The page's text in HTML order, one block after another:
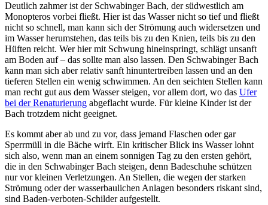
Deutlich zahmer ist der Schwabinger Bach, der südwestlich am
Monopteros vorbei fließt. Hier ist das Wasser nicht so tief und fließt
nicht so schnell, man kann sich der Strömung auch widersetzen und
im Wasser herumstehen, das teils bis zu den Knien, teils bis zu den
Hüften reicht. Wer hier mit Schwung hineinspringt, schlägt unsanft
am Boden auf – das sollte man also lassen. Den Schwabinger Bach
kann man sich aber relativ sanft hinuntertreiben lassen und an den
tieferen Stellen ein wenig schwimmen. An den seichten Stellen kann
man recht gut aus dem Wasser steigen, vor allem dort, wo das Ufer
bei der Renaturierung abgeflacht wurde. Für kleine Kinder ist der
Bach trotzdem nicht geeignet.
Es kommt aber ab und zu vor, dass jemand Flaschen oder gar
Sperrmüll in die Bäche wirft. Ein kritischer Blick ins Wasser lohnt
sich also, wenn man an einem sonnigen Tag zu den ersten gehört,
die in den Schwabinger Bach steigen, denn Badeschuhe schützen
nur vor kleinen Verletzungen. An Stellen, die wegen der starken
Strömung oder der wasserbaulichen Anlagen besonders riskant sind,
sind Baden-verboten-Schilder aufgestellt.